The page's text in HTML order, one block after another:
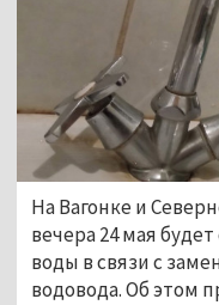
На Вагонке и
вечера 24 мая
воды в связи с
водовода. Об этом